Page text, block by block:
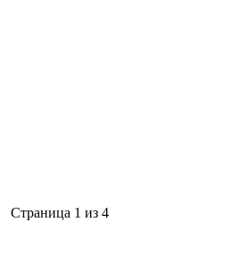
Страница 1 из 4